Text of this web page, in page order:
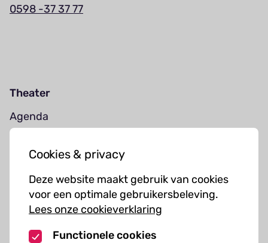
Cookies & privacy
Deze website maakt gebruik van cookies
voor een optimale gebruikersbeleving.
Lees onze cookieverklaring
Functionele cookies
0598 -37 37 77
Theater
Agenda
Muziekcursussen
Kunst cursussen